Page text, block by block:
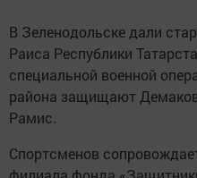
В Зеленодольске дали
Раиса Республики
специальной военной
района защищают
Рамис.
Спортсменов